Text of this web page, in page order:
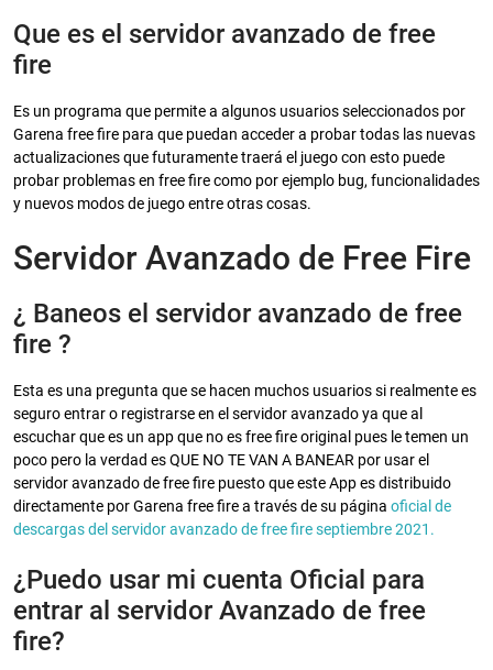
Que es el servidor avanzado de free
fire
Es un programa que permite a algunos usuarios seleccionados por
Garena free fire para que puedan acceder a probar todas las nuevas
actualizaciones que futuramente traerá el juego con esto puede
probar problemas en free fire como por ejemplo bug, funcionalidades
y nuevos modos de juego entre otras cosas.
Servidor Avanzado de Free Fire
¿ Baneos el servidor avanzado de free
fire ?
Esta es una pregunta que se hacen muchos usuarios si realmente es
seguro entrar o registrarse en el servidor avanzado ya que al
escuchar que es un app que no es free fire original pues le temen un
poco pero la verdad es QUE NO TE VAN A BANEAR por usar el
servidor avanzado de free fire puesto que este App es distribuido
directamente por Garena free fire a través de su página oficial de
descargas del servidor avanzado de free fire septiembre 2021.
¿Puedo usar mi cuenta Oficial para
entrar al servidor Avanzado de free
fire?